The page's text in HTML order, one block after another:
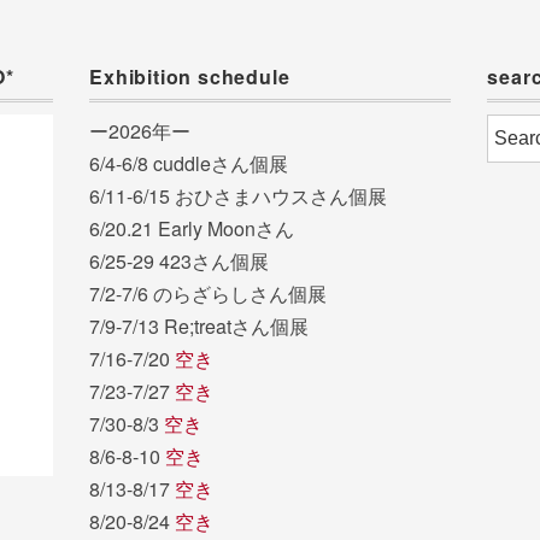
Exhibition schedule
ー2026年ー
6/4-6/8 cuddleさん個展
6/11-6/15 おひさまハウスさん個展
6/20.21 Early Moonさん
6/25-29 423さん個展
7/2-7/6 のらざらしさん個展
7/9-7/13 Re;treatさん個展
7/16-7/20 空き
7/23-7/27 空き
7/30-8/3 空き
8/6-8-10 空き
8/13-8/17 空き
8/20-8/24 空き